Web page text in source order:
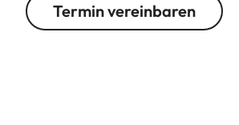
Termin vereinbaren